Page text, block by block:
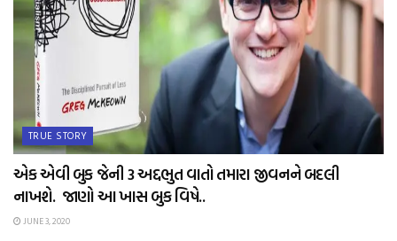
TRUE STORY
એક એવી બુક જેની 3 અદ્દભુત વાતો તમારા જીવનને બદલી
નાખશે. જાણો આ ખાસ બુક વિષે..
JUNE 3, 2020